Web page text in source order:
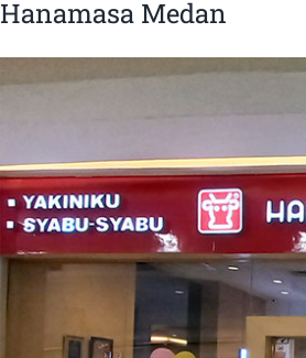
Hanamasa Medan